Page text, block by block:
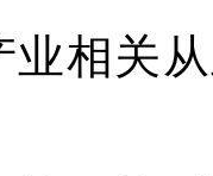
业相关